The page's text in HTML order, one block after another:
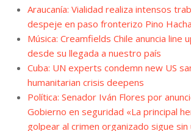
Araucanía: Vialidad realiza intensos
despeje en paso fronterizo Pino
Música: Creamfields Chile anuncia line
desde su llegada a nuestro país
Cuba: UN experts condemn new US
humanitarian crisis deepens
Política: Senador Iván Flores por
Gobierno en seguridad «La principal
golpear al crimen organizado sigue sin